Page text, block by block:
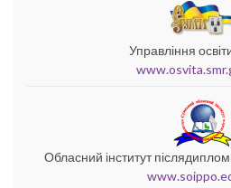
Управління
Обласний інститут